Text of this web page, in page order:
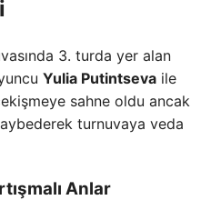
3. turda yer alan
Yulia Putintseva ile
sahne oldu ancak
turnuvaya veda
Anlar